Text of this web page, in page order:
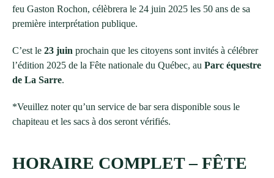
feu Gaston Rochon, célèbrera le 24 juin 2025 les 50 ans de sa
première interprétation publique.
C’est le 23 juin prochain que les citoyens sont invités à célébrer
l’édition 2025 de la Fête nationale du Québec, au Parc équestre
de La Sarre.
*Veuillez noter qu’un service de bar sera disponible sous le
chapiteau et les sacs à dos seront vérifiés.
HORAIRE COMPLET – FÊTE